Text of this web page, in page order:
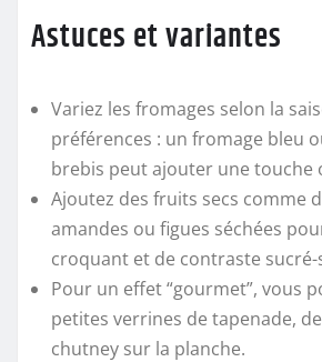
Astuces et variantes
Variez les fromages selon la
préférences : un fromage bleu
brebis peut ajouter une touche
Ajoutez des fruits secs comme
amandes ou figues séchées
croquant et de contraste sucré-
Pour un effet “gourmet”, vous
petites verrines de tapenade,
chutney sur la planche.